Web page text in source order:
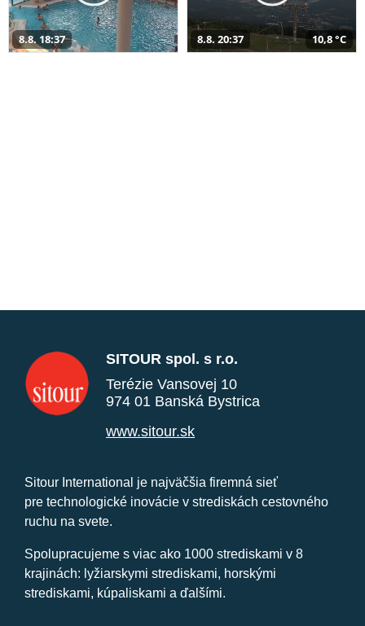
8.8. 18:37 8.8. 20:37 10,8 °C
SITOUR spol. s r.o.
Terézie Vansovej 10
974 01 Banská Bystrica
www.sitour.sk
Sitour International je najväčšia firemná sieť
pre technologické inovácie v strediskách cestovného
ruchu na svete.
Spolupracujeme s viac ako 1000 strediskami v 8
krajinách: lyžiarskymi strediskami, horskými
strediskami, kúpaliskami a ďalšími.